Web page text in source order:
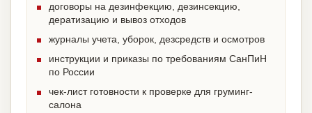
договоры на дезинфекцию, дезинсекцию,
дератизацию и вывоз отходов
журналы учета, уборок, дезсредств и осмотров
инструкции и приказы по требованиям СанПиН
по России
чек-лист готовности к проверке для груминг-
салона